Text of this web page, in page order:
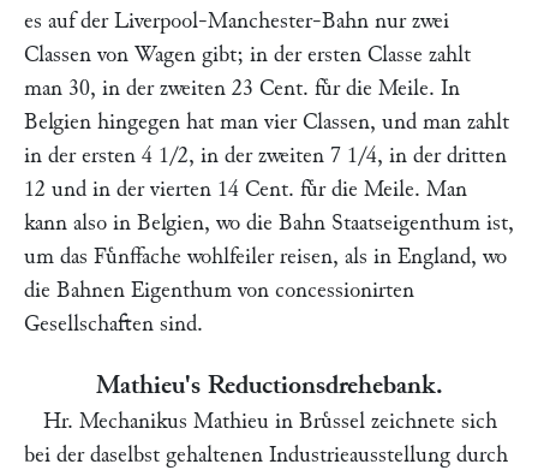
es auf der Liverpool-Manchester-Bahn nur zwei
Classen von Wagen gibt; in der ersten Classe zahlt
man 30, in der zweiten 23 Cent. fuͤr die Meile. In
Belgien hingegen hat man vier Classen, und man zahlt
in der ersten 4 1/2, in der zweiten 7 1/4, in der dritten
12 und in der vierten 14 Cent. fuͤr die Meile. Man
kann also in Belgien, wo die Bahn Staatseigenthum ist,
um das Fuͤnffache wohlfeiler reisen, als in England, wo
die Bahnen Eigenthum von concessionirten
Gesellschaften sind.
Mathieu's Reductionsdrehebank.
Hr. Mechanikus Mathieu in Bruͤssel zeichnete sich
bei der daselbst gehaltenen Industrieausstellung durch